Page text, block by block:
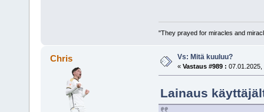
"They prayed for miracles and
Chris Vs: Mitä kuuluu?
« Vastaus #989 : 07.01.2025,
Lainaus